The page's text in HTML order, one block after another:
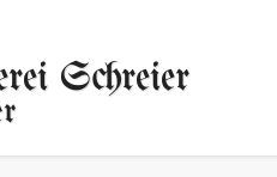
Schreier